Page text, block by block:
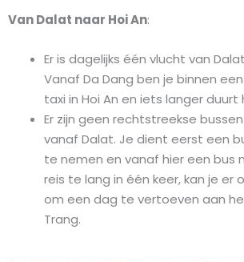
Van Dalat naar Hoi An:
Er is dagelijks één vlucht van
Vanaf Da Dang ben je binnen
taxi in Hoi An en iets langer
Er zijn geen rechtstreekse
vanaf Dalat. Je dient eerst een
te nemen en vanaf hier een bus
reis te lang in één keer, kan je er
om een dag te vertoeven aan
Trang.